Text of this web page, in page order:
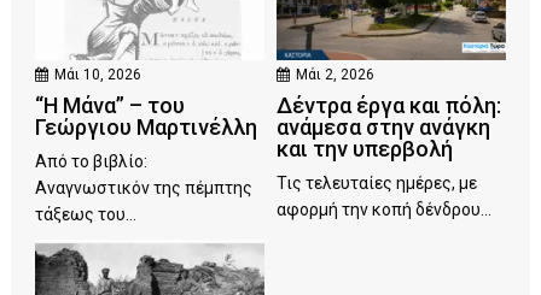
Μάι 10, 2026
“Η Μάνα” – του
Γεώργιου Μαρτινέλλη
Από το βιβλίο:
Αναγνωστικόν της πέμπτης
τάξεως του...
Μάι 2, 2026
Δέντρα έργα και πόλη:
ανάμεσα στην ανάγκη
και την υπερβολή
Τις τελευταίες ημέρες, με
αφορμή την κοπή δένδρου...